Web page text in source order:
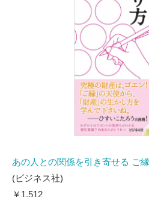
あの人との関係を引き寄せる ご
(ビジネス社)
￥1,512